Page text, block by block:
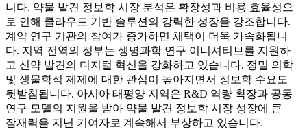
니다. 약물 발견 정보학 시장 분석은 확장성과 비용 효율성으
로 인해 클라우드 기반 솔루션의 강력한 성장을 강조합니다.
계약 연구 기관의 참여가 증가하면 채택이 더욱 가속화됩니
다. 지역 전역의 정부는 생명과학 연구 이니셔티브를 지원하
고 신약 발견의 디지털 혁신을 강화하고 있습니다. 정밀 의학
및 생물학적 제제에 대한 관심이 높아지면서 정보학 수요도
뒷받침됩니다. 아시아 태평양 지역은 R&D 역량 확장과 공동
연구 모델의 지원을 받아 약물 발견 정보학 시장 성장에 큰
잠재력을 지닌 기여자로 계속해서 부상하고 있습니다.